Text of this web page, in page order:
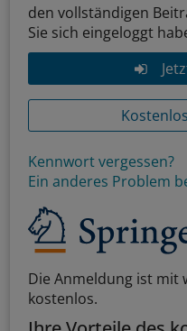
den vollständigen
Sie sich eingeloggt
Kennwort vergessen?
Ein anderes Problem
Die Anmeldung ist mit
kostenlos.